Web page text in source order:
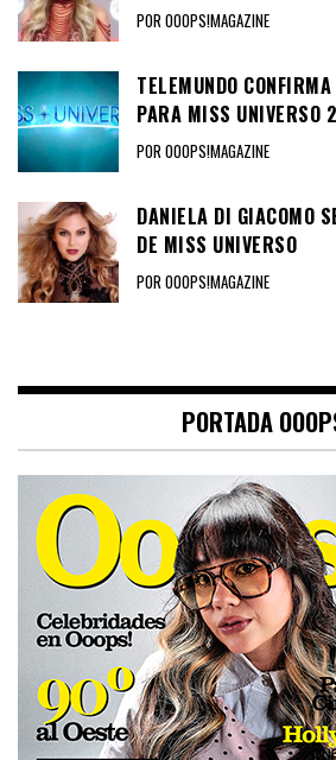
POR OOOPS!MAGAZINE
TELEMUNDO
PARA MISS UNIVERSO
POR OOOPS!MAGAZINE
DANIELA DI GIACOMO
DE MISS UNIVERSO
POR OOOPS!MAGAZINE
PORTADA